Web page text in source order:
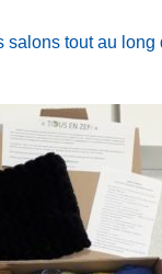
tout au